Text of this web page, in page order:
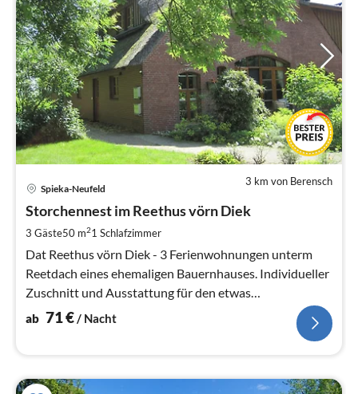
3 km von Berensch
Spieka-Neufeld
Storchennest im Reethus vörn Diek
3 Gäste50 m21 Schlafzimmer
Dat Reethus vörn Diek - 3 Ferienwohnungen unterm
Reetdach eines ehemaligen Bauernhauses. Individueller
Zuschnitt und Ausstattung für den etwas
anspruchsvolleren Geschmack.
ab 71€/ Nacht